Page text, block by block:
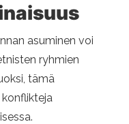
asuminen voi
ryhmien
tämä